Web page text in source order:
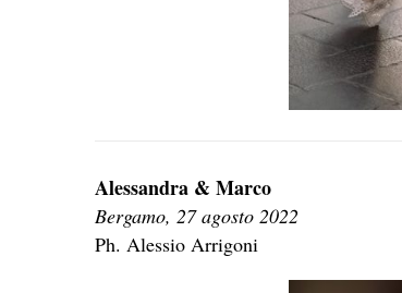
Alessandra & Marco
Bergamo, 27 agosto 2022
Ph. Alessio Arrigoni